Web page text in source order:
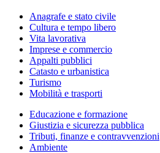
Anagrafe e stato civile
Cultura e tempo libero
Vita lavorativa
Imprese e commercio
Appalti pubblici
Catasto e urbanistica
Turismo
Mobilità e trasporti
Educazione e formazione
Giustizia e sicurezza pubblica
Tributi, finanze e contravvenzioni
Ambiente